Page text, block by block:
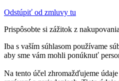
Odstúpiť od zmluvy tu
Prispôsobte si zážitok z nakupovania
Iba s vaším súhlasom používame
aby sme vám mohli ponúknuť
Na tento účel zhromažďujeme